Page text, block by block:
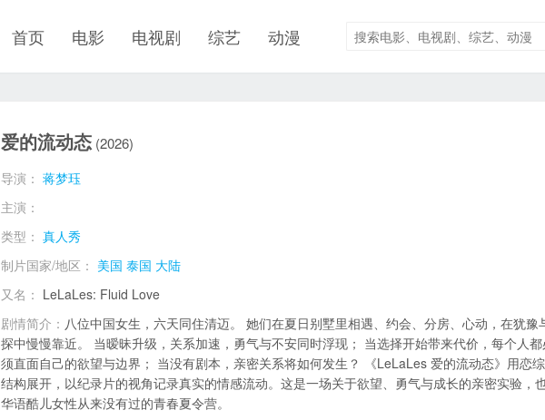
首页 电影 电视剧 综艺 动漫
爱的流动态 (2026)
导演： 蒋梦珏
主演：
类型： 真人秀
制片国家/地区： 美国 泰国 大陆
又名： LeLaLes: Fluid Love
剧情简介： 八位中国女生，六天同住清迈。 她们在夏日别墅里相遇、约会、分房、心动，在犹豫
探中慢慢靠近。 当暧昧升级，关系加速，勇气与不安同时浮现； 当选择开始带来代价，每个人
须直面自己的欲望与边界； 当没有剧本，亲密关系将如何发生？ 《LeLaLes 爱的流动态》用恋
结构展开，以纪录片的视角记录真实的情感流动。这是一场关于欲望、勇气与成长的亲密实验，
华语酷儿女性从来没有过的青春夏令营。